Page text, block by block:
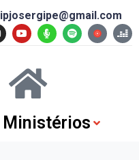
ipjosergipe@gmail.com
Ministérios